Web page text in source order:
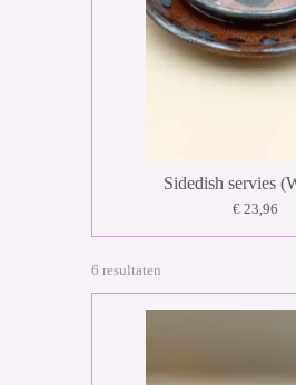
Sidedish servies
€ 23,96
6 resultaten